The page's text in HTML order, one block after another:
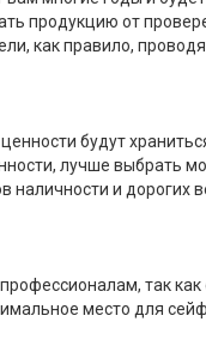
продукцию от
как правило,
будут
лучше выбрать
и дорогих
так
место для